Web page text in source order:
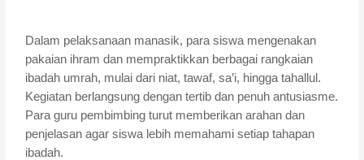
Dalam pelaksanaan manasik, para siswa mengenakan
pakaian ihram dan mempraktikkan berbagai rangkaian
ibadah umrah, mulai dari niat, tawaf, sa’i, hingga tahallul.
Kegiatan berlangsung dengan tertib dan penuh antusiasme.
Para guru pembimbing turut memberikan arahan dan
penjelasan agar siswa lebih memahami setiap tahapan
ibadah.